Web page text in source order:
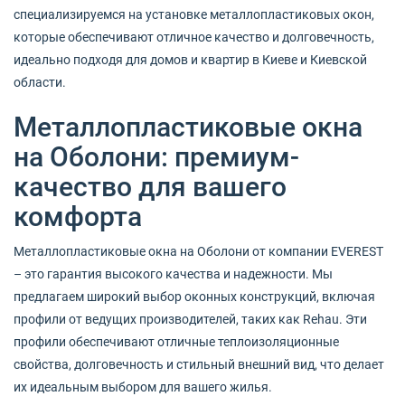
специализируемся на установке металлопластиковых окон,
которые обеспечивают отличное качество и долговечность,
идеально подходя для домов и квартир в Киеве и Киевской
области.
Металлопластиковые окна
на Оболони: премиум-
качество для вашего
комфорта
Металлопластиковые окна на Оболони от компании EVEREST
– это гарантия высокого качества и надежности. Мы
предлагаем широкий выбор оконных конструкций, включая
профили от ведущих производителей, таких как Rehau. Эти
профили обеспечивают отличные теплоизоляционные
свойства, долговечность и стильный внешний вид, что делает
их идеальным выбором для вашего жилья.